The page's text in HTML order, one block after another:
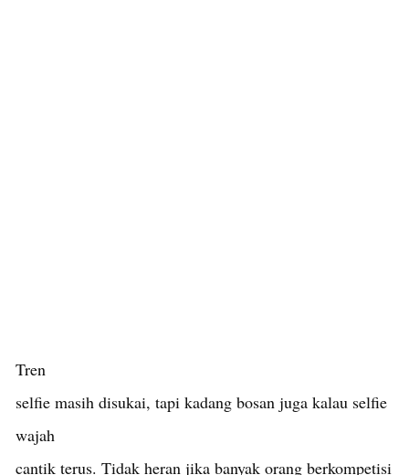
Tren
selfie masih disukai, tapi kadang bosan juga kalau selfie
wajah
cantik terus. Tidak heran jika banyak orang berkompetisi